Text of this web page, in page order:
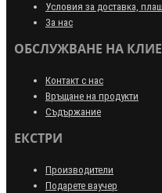
Условия за доставка,
За нас
ОБСЛУЖВАНЕ НА
Контакт с нас
Връщане на продукти
Съдържание
ЕКСТРИ
Производители
Подарете ваучер